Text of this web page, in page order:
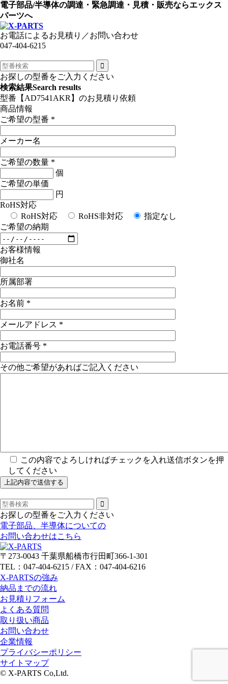
電子部品/半導体の調達・緊急調達・見積・販売ならエックス
パーツへ
お電話によるお見積り／お問い合わせ
047-404-6215
お探しの型番をご入力ください
検索結果Search results
型番【AD7541AKR】のお見積り依頼
商品情報
ご希望の型番 *
メーカー名
ご希望の数量 *
個
ご希望の単価
円
RoHS対応
RoHS対応
RoHS非対応
指定なし
ご希望の納期
お客様情報
御社名
所属部署
お名前 *
メールアドレス *
お電話番号 *
その他ご希望があればご記入ください
この内容でよろしければチェックを入れ送信ボタンを押
してください
お探しの型番をご入力ください
電子部品、半導体についての
お問い合わせはこちら
〒273-0043 千葉県船橋市行田町366-1-301
TEL：047-404-6215 / FAX：047-404-6216
X-PARTSの強み
納品までの流れ
お見積りフォーム
よくある質問
取り扱い商品
お問い合わせ
企業情報
プライバシーポリシー
サイトマップ
© X-PARTS Co,Ltd.